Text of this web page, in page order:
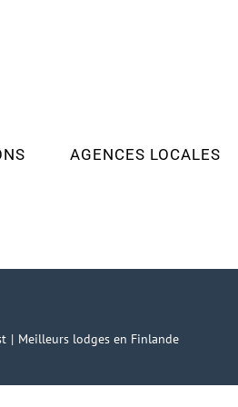
AGENCES LOCALES
Meilleurs lodges en Finlande